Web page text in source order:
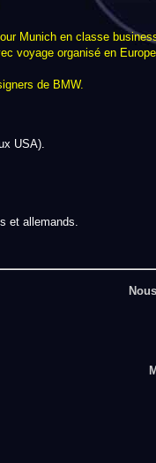
Munich en classe
voyage organisé en
de BMW.
USA).
et allemands.